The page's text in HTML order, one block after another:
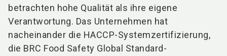
betrachten hohe Qualität als ihre eigene
Verantwortung. Das Unternehmen hat
nacheinander die HACCP-Systemzertifizierung,
die BRC Food Safety Global Standard-